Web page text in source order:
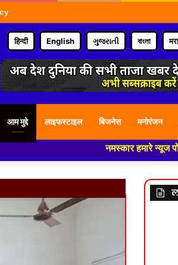
हिन्दी English ગુજરાતી বাংলা
आम मुद्दे लाइफस्टाइल बिजनेस मनोरंजन
नमस्कार हमारे न्यूज पोर्टल - मे